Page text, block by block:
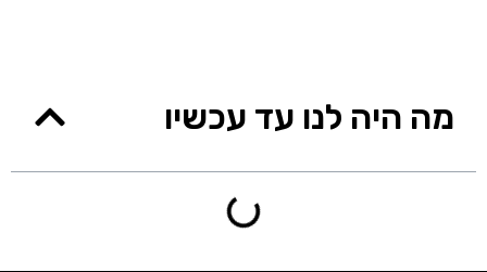
מה היה לנו עד עכשיו